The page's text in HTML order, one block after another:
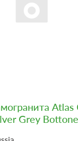
Atlas
Grey